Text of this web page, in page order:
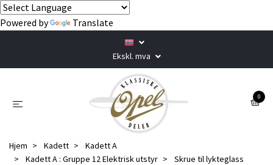
Powered by Translate
Ekskl. mva
0
Hjem Kadett
Kadett A
Kadett A : Gruppe 12 Elektrisk utstyr
Skrue til lykteglass